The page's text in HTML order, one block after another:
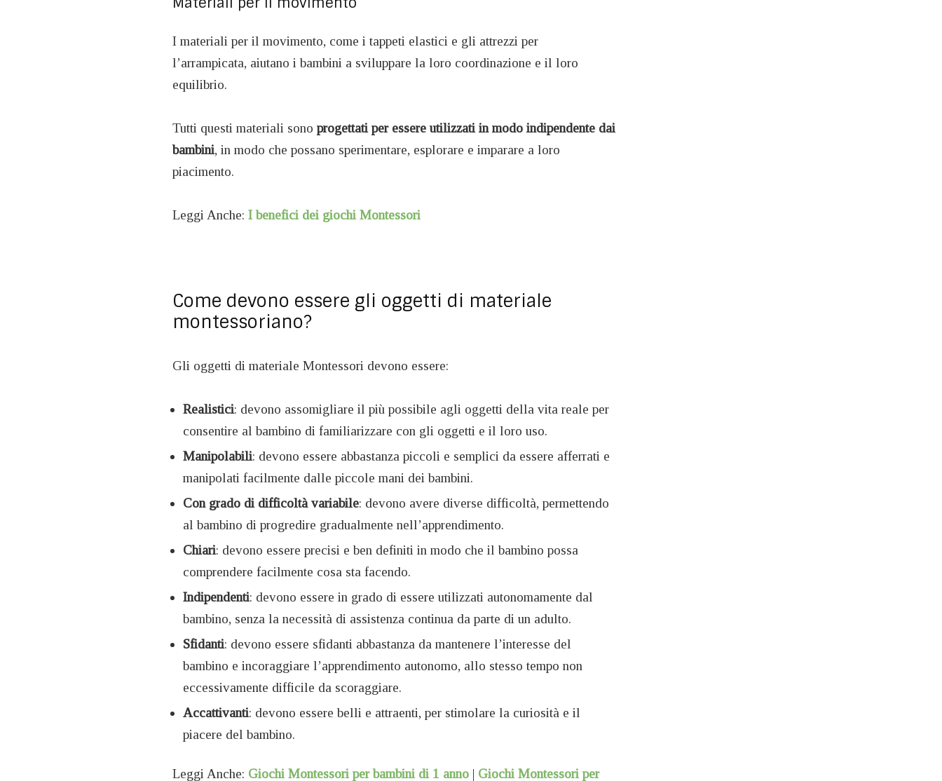
I materiali per il movimento, come i tappeti elastici e gli attrezzi per
l’arrampicata, aiutano i bambini a sviluppare la loro coordinazione e il loro
equilibrio.
Tutti questi materiali sono progettati per essere utilizzati in modo indipendente dai
bambini, in modo che possano sperimentare, esplorare e imparare a loro
piacimento.
Leggi Anche: I benefici dei giochi Montessori
Come devono essere gli oggetti di materiale
montessoriano?
Gli oggetti di materiale Montessori devono essere:
Realistici: devono assomigliare il più possibile agli oggetti della vita reale per
consentire al bambino di familiarizzare con gli oggetti e il loro uso.
Manipolabili: devono essere abbastanza piccoli e semplici da essere afferrati e
manipolati facilmente dalle piccole mani dei bambini.
Con grado di difficoltà variabile: devono avere diverse difficoltà, permettendo
al bambino di progredire gradualmente nell’apprendimento.
Chiari: devono essere precisi e ben definiti in modo che il bambino possa
comprendere facilmente cosa sta facendo.
Indipendenti: devono essere in grado di essere utilizzati autonomamente dal
bambino, senza la necessità di assistenza continua da parte di un adulto.
Sfidanti: devono essere sfidanti abbastanza da mantenere l’interesse del
bambino e incoraggiare l’apprendimento autonomo, allo stesso tempo non
eccessivamente difficile da scoraggiare.
Accattivanti: devono essere belli e attraenti, per stimolare la curiosità e il
piacere del bambino.
Leggi Anche: Giochi Montessori per bambini di 1 anno| Giochi Montessori per